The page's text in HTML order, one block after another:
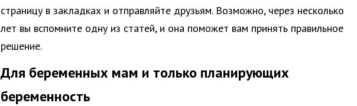
страницу в закладках и отправляйте друзьям. Возможно, через несколько
лет вы вспомните одну из статей, и она поможет вам принять правильное
решение.
Для беременных мам и только планирующих
беременность